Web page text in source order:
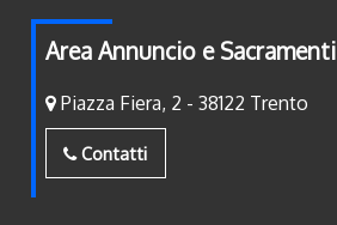
Area Annuncio e Sacramenti
Piazza Fiera, 2 - 38122 Trento
Contatti